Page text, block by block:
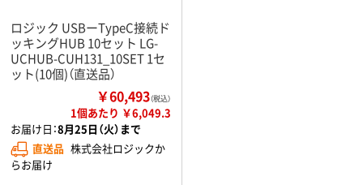
ロジック USBーTypeC接続ド
ッキングHUB 10セット LG-
UCHUB-CUH131_10SET 1セ
ット(10個)（直送品）
￥60,493（税込）
1個あたり ￥6,049.3
お届け日：8月25日（火）まで
直送品 株式会社ロジックか
らお届け